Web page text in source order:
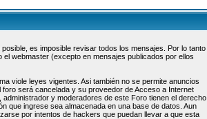
es imposible revisar todos los mensajes. Por lo tanto
webmaster (excepto en mensajes publicados por ellos
viole leyes vigentes. Asi también no se permite anuncios
será cancelada y su proveedor de Acceso a Internet
y moderadores de este Foro tienen el derecho
que ingrese sea almacenada en una base de datos. Aun
por intentos de hackers que puedan llevar a que esta